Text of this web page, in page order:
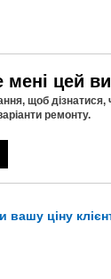
мені цей
щоб дізнатися,
ремонту.
вашу ціну